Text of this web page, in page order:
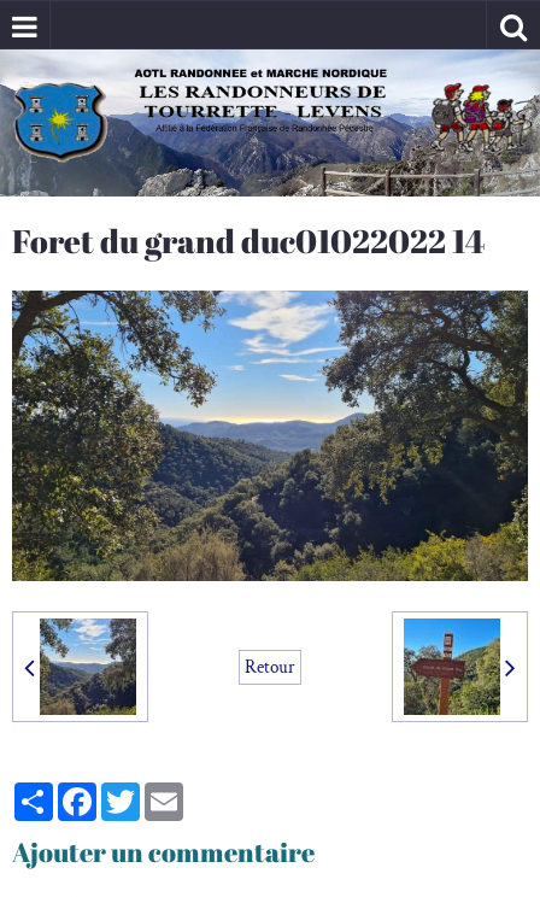
Foret du grand duc01022022 14
Retour
PartagerFacebook
Twitter
Ajouter un commentaire